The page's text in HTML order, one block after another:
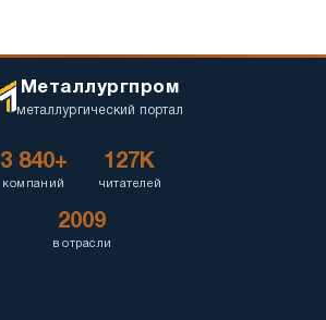
Металлургпром
металлургический портал
3 840+
компаний
127K
читателей
2009
в отрасли